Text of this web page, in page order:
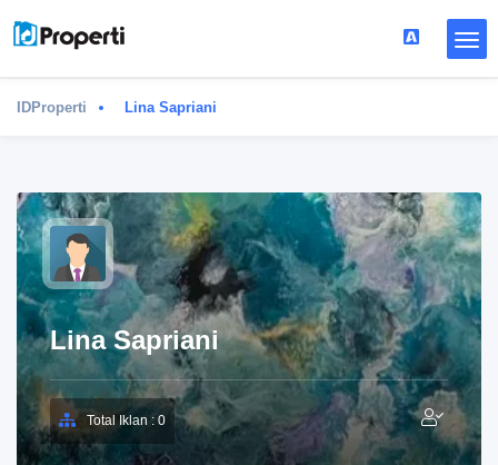
IDProperti Lina Sapriani
Lina Sapriani
Total Iklan : 0